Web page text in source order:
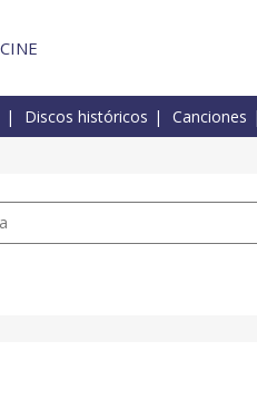
CINE
Discos históricos Canciones